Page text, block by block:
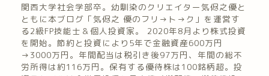
関西大学社会学部卒。幼馴染のクリエイター気侭之優と
ともに本ブログ「気侭之 優のフリ→ト→ク」を運営す
る2級FP技能士＆個人投資家。 2020年8月より株式投資
を開始。節約と投資により5年で金融資産600万円
→3000万円。年間配当は税引き後97万円、年間の総不
労所得は約116万円。保有する優待株は100銘柄超。投